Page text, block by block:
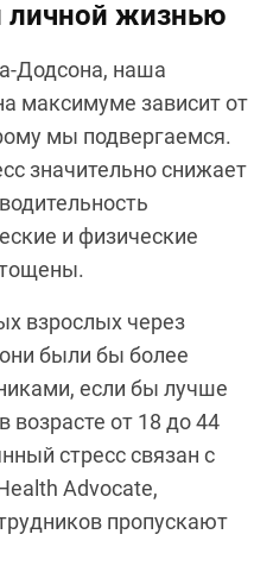
личной жизнью
Додсона, наша
максимуме зависит от
мы подвергаемся.
значительно снижает
и физические
взрослых через
были бы более
если бы лучше
возрасте от 18 до 44
стресс связан с
Advocate,
пропускают